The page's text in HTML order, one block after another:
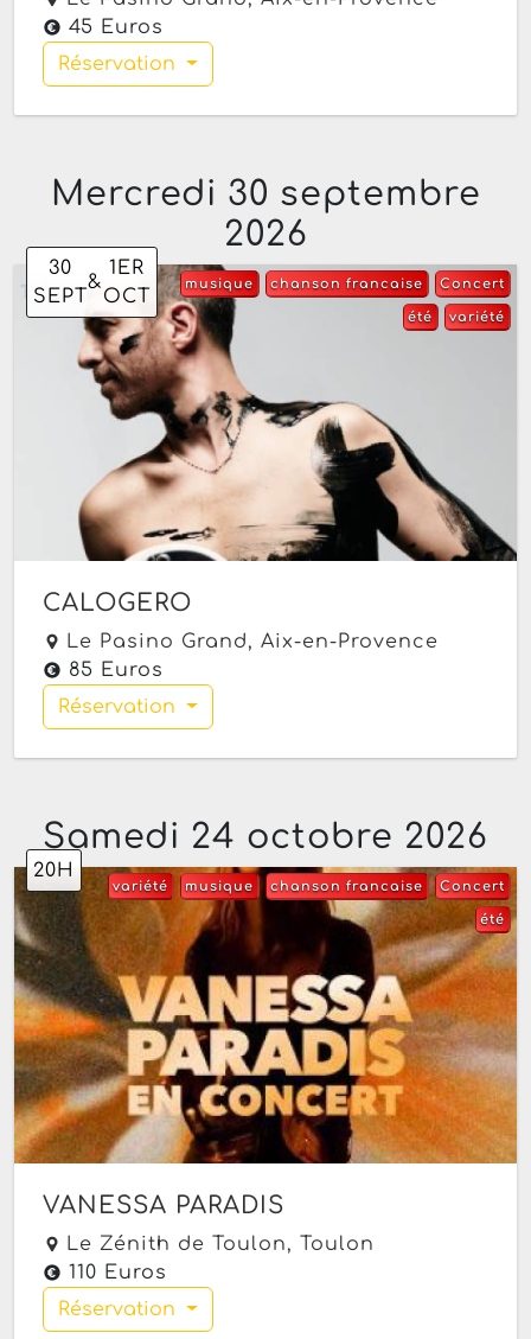
45 Euros
Réservation
Mercredi 30 septembre
2026
30
SEPT
&
1ER
OCT
Concert
chanson francaise
musique
variété
été
CALOGERO
Le Pasino Grand, Aix-en-Provence
85 Euros
Réservation
Samedi 24 octobre 2026
20H
Concert
chanson francaise
musique
variété
été
VANESSA PARADIS
Le Zénith de Toulon,
Toulon
110 Euros
Réservation